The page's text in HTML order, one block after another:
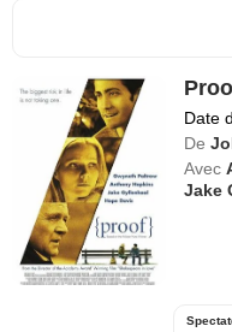
Date
De
Avec
Jake